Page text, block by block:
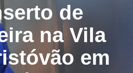
de
na Vila
em